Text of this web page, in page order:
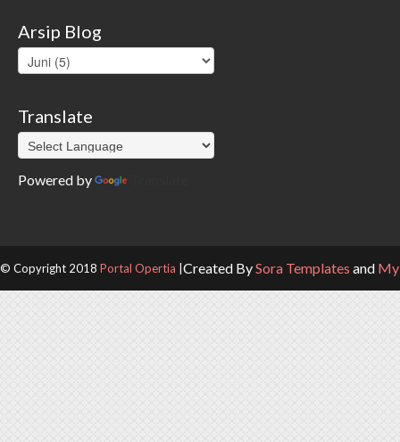
Arsip Blog
Translate
Powered by
© Copyright 2018 Portal Opertia Created BySora Templates and